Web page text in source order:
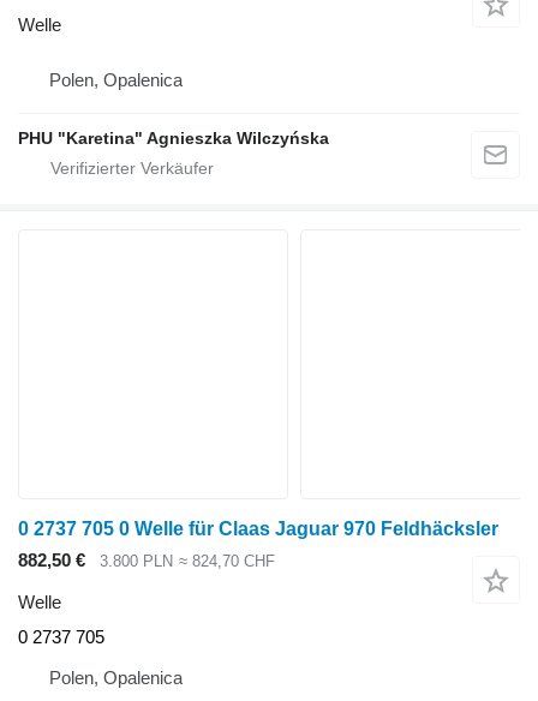
Welle
Polen, Opalenica
PHU "Karetina" Agnieszka Wilczyńska
0 2737 705 0 Welle für Claas Jaguar 970 Feldhäcksler
882,50 €
3.800 PLN ≈ 824,70 CHF
Welle
0 2737 705
Polen, Opalenica